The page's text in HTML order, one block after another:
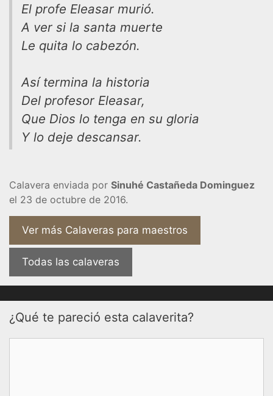
El profe Eleasar murió.
A ver si la santa muerte
Le quita lo cabezón.
Así termina la historia
Del profesor Eleasar,
Que Dios lo tenga en su gloria
Y lo deje descansar.
Calavera enviada por Sinuhé Castañeda Dominguez
el 23 de octubre de 2016.
Ver más Calaveras para maestros
Todas las calaveras
¿Qué te pareció esta calaverita?